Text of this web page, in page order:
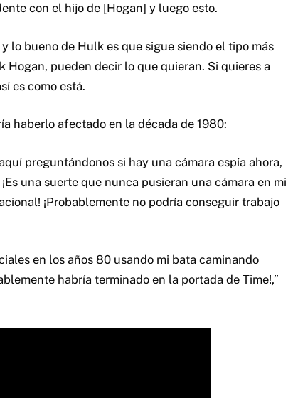
con el hijo de [Hogan] y luego esto.
lo bueno de Hulk es que sigue siendo el tipo más
pueden decir lo que quieran. Si quieres a
es como está.
haberlo afectado en la década de 1980:
preguntándonos si hay una cámara espía ahora,
una suerte que nunca pusieran una cámara en mi
¡Probablemente no podría conseguir trabajo
en los años 80 usando mi bata caminando
habría terminado en la portada de Time!,”